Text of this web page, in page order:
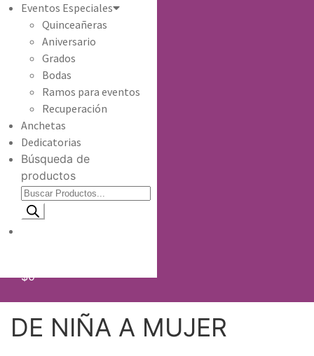
Eventos Especiales
Quinceañeras
Aniversario
Grados
Bodas
Ramos para eventos
Recuperación
Anchetas
Dedicatorias
Búsqueda de
productos
$0
DE NIÑA A MUJER